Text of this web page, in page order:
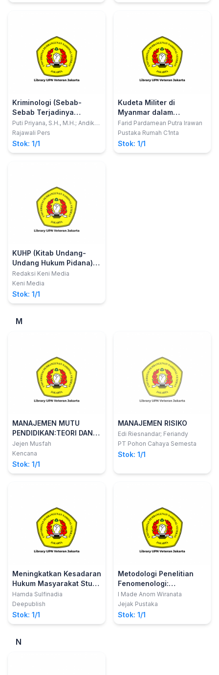
Kriminologi (Sebab-
Sebab Terjadinya
Kejahatan)
Puti Priyana, S.H., M.H.; Andika
Dwi Yuliardi
Rajawali Pers
Stok: 1/1
Kudeta Militer di
Myanmar dalam
Perspektif Hukum
Internasional
Farid Pardamean Putra Irawan
Pustaka Rumah C1nta
Stok: 1/1
KUHP (Kitab Undang-
Undang Hukum Pidana)
cetakan ke-2
Redaksi Keni Media
Keni Media
Stok: 1/1
M
MANAJEMEN MUTU
PENDIDIKAN:TEORI DAN
KEBIJAKAN
Jejen Musfah
Kencana
Stok: 1/1
MANAJEMEN RISIKO
Edi Riesnandar; Feriandy
PT Pohon Cahaya Semesta
Stok: 1/1
Meningkatkan Kesadaran
Hukum Masyarakat Studi
Atas Pelanggaran
Peraturan Perundang-
Undangan Tentang
Perkawinan
Hamda Sulfinadia
Deepublish
Stok: 1/1
Metodologi Penelitian
Fenomenologi:
Pendekatan Hussalian
dan Heideggerian
I Made Anom Wiranata
Jejak Pustaka
Stok: 1/1
N